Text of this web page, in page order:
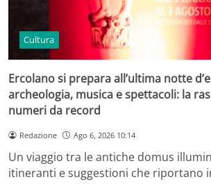
Cultura
Ercolano si prepara all’ultima notte
archeologia, musica e spettacoli: la
numeri da record
Redazione Ago 6, 2026 10:14
Un viaggio tra le antiche domus
itineranti e suggestioni che riportano